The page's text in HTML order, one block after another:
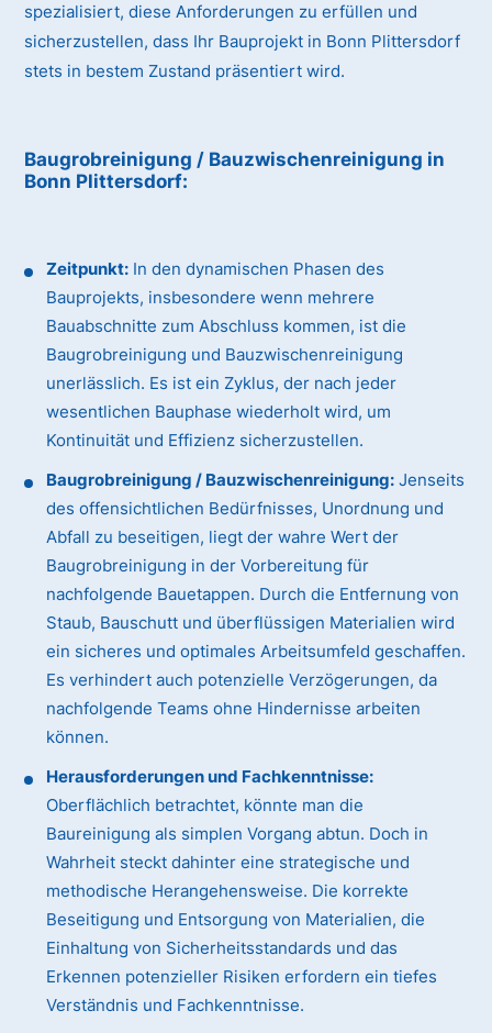
spezialisiert, diese Anforderungen zu erfüllen und
sicherzustellen, dass Ihr Bauprojekt in Bonn Plittersdorf
stets in bestem Zustand präsentiert wird.
Baugrobreinigung / Bauzwischenreinigung in
Bonn Plittersdorf:
Zeitpunkt: In den dynamischen Phasen des
Bauprojekts, insbesondere wenn mehrere
Bauabschnitte zum Abschluss kommen, ist die
Baugrobreinigung und Bauzwischenreinigung
unerlässlich. Es ist ein Zyklus, der nach jeder
wesentlichen Bauphase wiederholt wird, um
Kontinuität und Effizienz sicherzustellen.
Baugrobreinigung / Bauzwischenreinigung: Jenseits
des offensichtlichen Bedürfnisses, Unordnung und
Abfall zu beseitigen, liegt der wahre Wert der
Baugrobreinigung in der Vorbereitung für
nachfolgende Bauetappen. Durch die Entfernung von
Staub, Bauschutt und überflüssigen Materialien wird
ein sicheres und optimales Arbeitsumfeld geschaffen.
Es verhindert auch potenzielle Verzögerungen, da
nachfolgende Teams ohne Hindernisse arbeiten
können.
Herausforderungen und Fachkenntnisse:
Oberflächlich betrachtet, könnte man die
Baureinigung als simplen Vorgang abtun. Doch in
Wahrheit steckt dahinter eine strategische und
methodische Herangehensweise. Die korrekte
Beseitigung und Entsorgung von Materialien, die
Einhaltung von Sicherheitsstandards und das
Erkennen potenzieller Risiken erfordern ein tiefes
Verständnis und Fachkenntnisse.